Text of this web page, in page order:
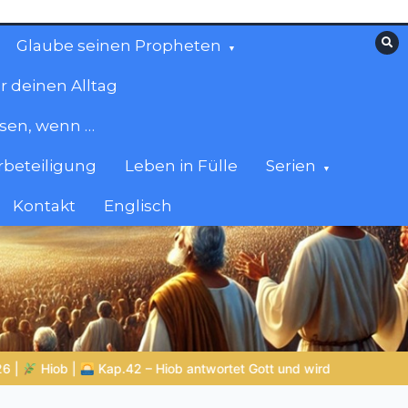
Glaube seinen Propheten
deinen Alltag
wenn …
Leben in Fülle Serien
Kontakt Englisch
und wird wiederhergestellt ZURÜCK ZUR QUELLE DES